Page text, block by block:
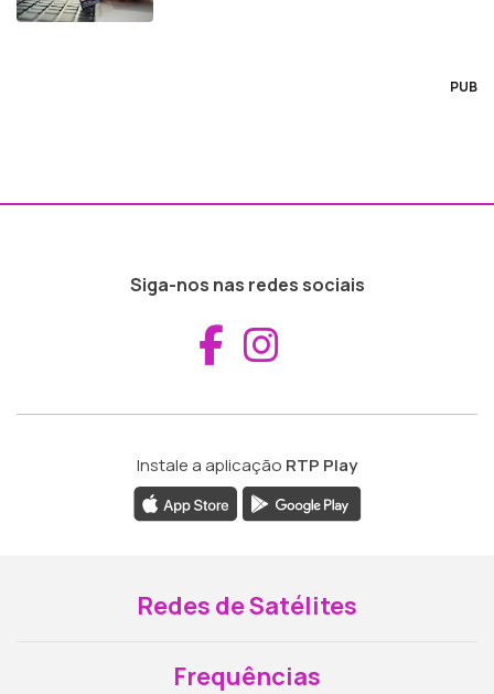
PUB
Siga-nos nas redes sociais
Aceder ao
Instale a aplicação RTP Play
Redes de Satélites
Frequências